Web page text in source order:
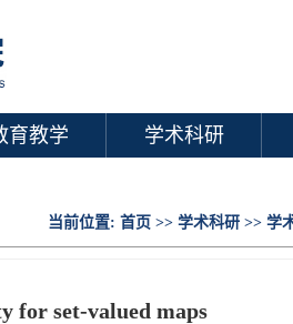
育教学 学术科研
当前位置: 首页 >> 学术科研 >> 学
for set-valued maps